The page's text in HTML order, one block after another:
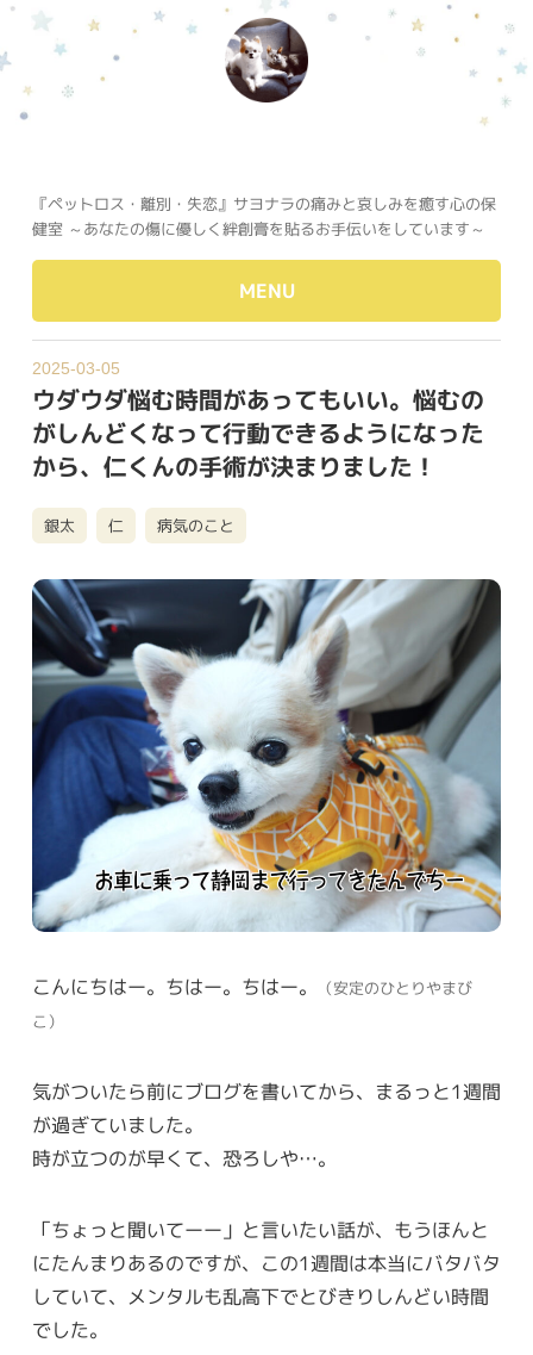
『ペットロス・離別・失恋』サヨナラの痛みと哀しみを癒す心の保
健室 ～あなたの傷に優しく絆創膏を貼るお手伝いをしています～
MENU
2025-03-05
ウダウダ悩む時間があってもいい。悩むの
がしんどくなって行動できるようになった
から、仁くんの手術が決まりました！
銀太 仁 病気のこと
こんにちはー。ちはー。ちはー。
（安定のひとりやまび
こ）
気がついたら前にブログを書いてから、まるっと1週間
が過ぎていました。
時が立つのが早くて、恐ろしや…。
「ちょっと聞いてーー」と言いたい話が、もうほんと
にたんまりあるのですが、この1週間は本当にバタバタ
していて、メンタルも乱高下でとびきりしんどい時間
でした。